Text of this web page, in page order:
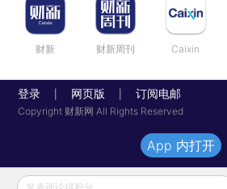
财新 财新周刊 Caixin
登录 网页版 订阅电邮
Copyright 财新网 All Rights Reserved
发表评论得积分
App 内打开